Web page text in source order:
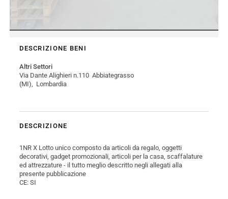
DESCRIZIONE BENI
Altri Settori
Via Dante Alighieri n.110 Abbiategrasso
(MI), Lombardia
DESCRIZIONE
1NR X Lotto unico composto da articoli da regalo, oggetti
decorativi, gadget promozionali, articoli per la casa, scaffalature
ed attrezzature - il tutto meglio descritto negli allegati alla
presente pubblicazione
CE: SI